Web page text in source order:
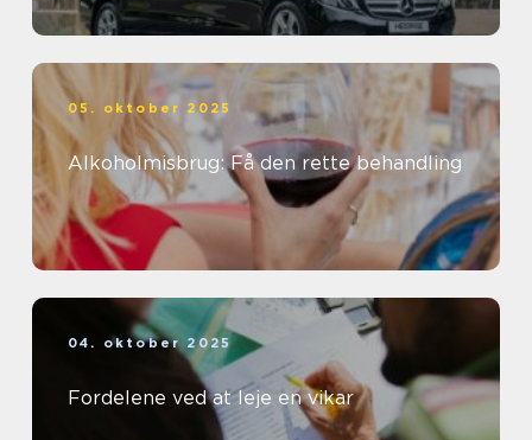
05. oktober 2025
Alkoholmisbrug: Få den rette behandling
04. oktober 2025
Fordelene ved at leje en vikar